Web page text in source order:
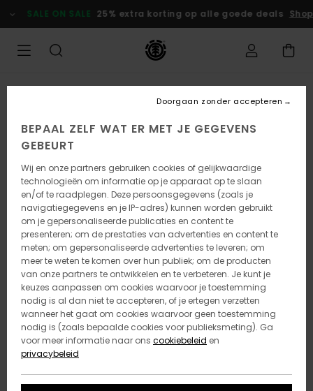
naar
Productinformatie
SALE ON SALE 25% extra korting op alle goede deals
BEPAAL ZELF WAT ER MET JE GEGEVENS
GEBEURT
Wij en onze partners gebruiken cookies of gelijkwaardige
technologieën om informatie op je apparaat op te slaan
en/of te raadplegen. Deze persoonsgegevens (zoals je
navigatiegegevens en je IP-adres) kunnen worden gebruikt
om je gepersonaliseerde publicaties en content te
presenteren; om de prestaties van advertenties en content te
meten; om gepersonaliseerde advertenties te leveren; om
meer te weten te komen over hun publiek; om de producten
van onze partners te ontwikkelen en te verbeteren. Je kunt je
keuzes aanpassen om cookies waarvoor je toestemming
nodig is al dan niet te accepteren, of je ertegen verzetten
wanneer het gaat om cookies waarvoor geen toestemming
nodig is (zoals bepaalde cookies voor publieksmeting). Ga
voor meer informatie naar ons cookiebeleid en
privacybeleid
Doorgaan zonder accepteren